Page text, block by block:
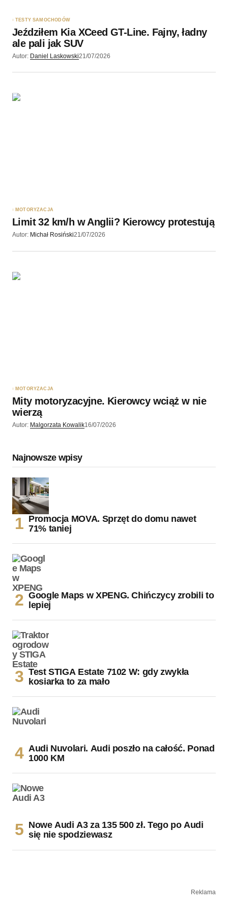
TESTY SAMOCHODÓW
Jeździłem Kia XCeed GT-Line. Fajny, ładny
ale pali jak SUV
Autor: Daniel Laskowski21/07/2026
MOTORYZACJA
Limit 32 km/h w Anglii? Kierowcy protestują
Autor: Michał Rosiński21/07/2026
MOTORYZACJA
Mity motoryzacyjne. Kierowcy wciąż w nie
wierzą
Autor: Malgorzata Kowalik16/07/2026
Najnowsze wpisy
Promocja MOVA. Sprzęt do domu nawet
71% taniej
Google Maps w XPENG. Chińczycy zrobili to
lepiej
Test STIGA Estate 7102 W: gdy zwykła
kosiarka to za mało
Audi Nuvolari. Audi poszło na całość. Ponad
1000 KM
Nowe Audi A3 za 135 500 zł. Tego po Audi
się nie spodziewasz
Reklama